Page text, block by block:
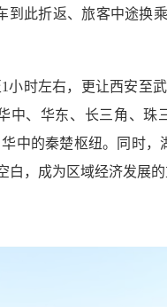
此折返、旅客中途换
小时左右，更让西安至
中、华东、长三角、珠
中的秦楚枢纽。同时，
，成为区域经济发展的